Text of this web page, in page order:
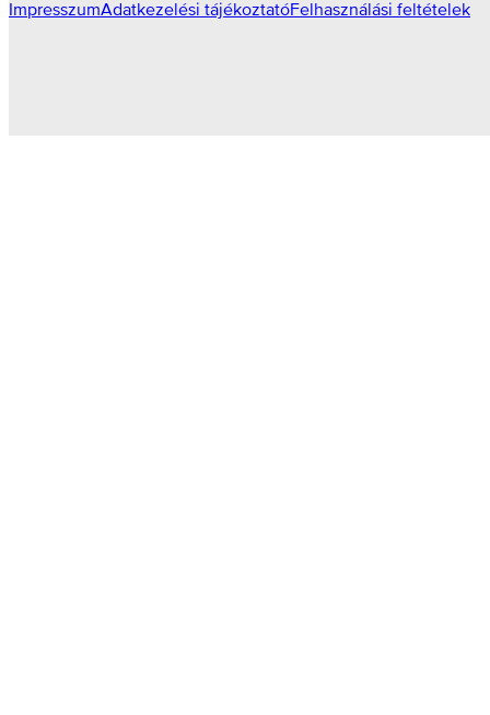
ImpresszumAdatkezelési tájékoztatóFelhasználási feltételek